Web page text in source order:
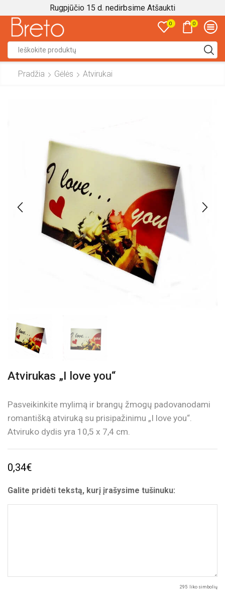
Rugpjūčio 15 d. nedirbsime Atšaukti
0 0
input
Pradžia Gėlės Atvirukai
Atvirukas „I love you“
Pasveikinkite mylimą ir brangų žmogų padovanodami
romantišką atviruką su prisipažinimu „I love you“.
Atviruko dydis yra 10,5 x 7,4 cm.
0,34€
Galite pridėti tekstą, kurį įrašysime tušinuku:
295 liko simbolių